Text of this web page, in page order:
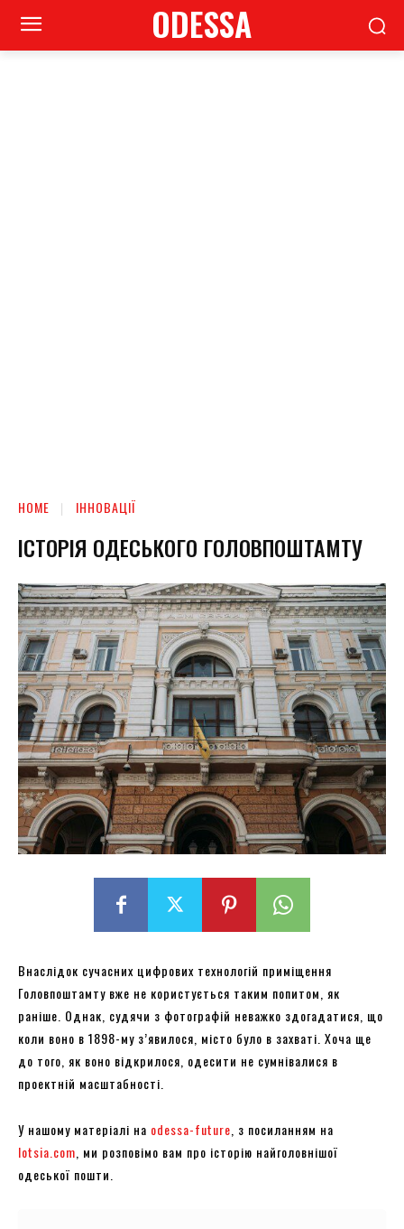
ODESSA
HOME ІННОВАЦІЇ
ІСТОРІЯ ОДЕСЬКОГО ГОЛОВПОШТАМТУ
Внаслідок сучасних цифрових технологій приміщення
Головпоштамту вже не користується таким попитом, як
раніше. Однак, судячи з фотографій неважко здогадатися, що
коли воно в 1898-му з’явилося, місто було в захваті. Хоча ще
до того, як воно відкрилося, одесити не сумнівалися в
проектній масштабності.
У нашому матеріалі на odessa-future , з посиланням на
lotsia.com , ми розповімо вам про історію найголовнішої
одеської пошти.